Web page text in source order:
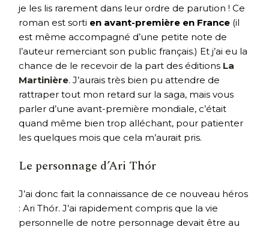
je les lis rarement dans leur ordre de parution ! Ce
roman est sorti en avant-première en France (il
est même accompagné d’une petite note de
l’auteur remerciant son public français.) Et j’ai eu la
chance de le recevoir de la part des éditions La
Martinière. J’aurais très bien pu attendre de
rattraper tout mon retard sur la saga, mais vous
parler d’une avant-première mondiale, c’était
quand même bien trop alléchant, pour patienter
les quelques mois que cela m’aurait pris.
Le personnage d’Ari Thór
J’ai donc fait la connaissance de ce nouveau héros
: Ari Thór. J’ai rapidement compris que la vie
personnelle de notre personnage devait être au